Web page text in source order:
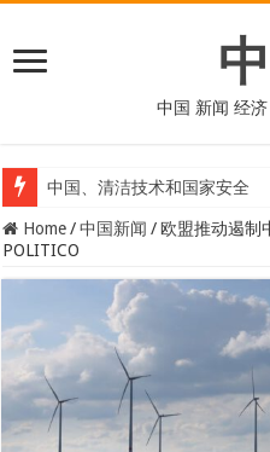
中国 新闻 经
中国、清洁技术和国家安全
Home / 中国新闻 / 欧盟推动遏制
POLITICO